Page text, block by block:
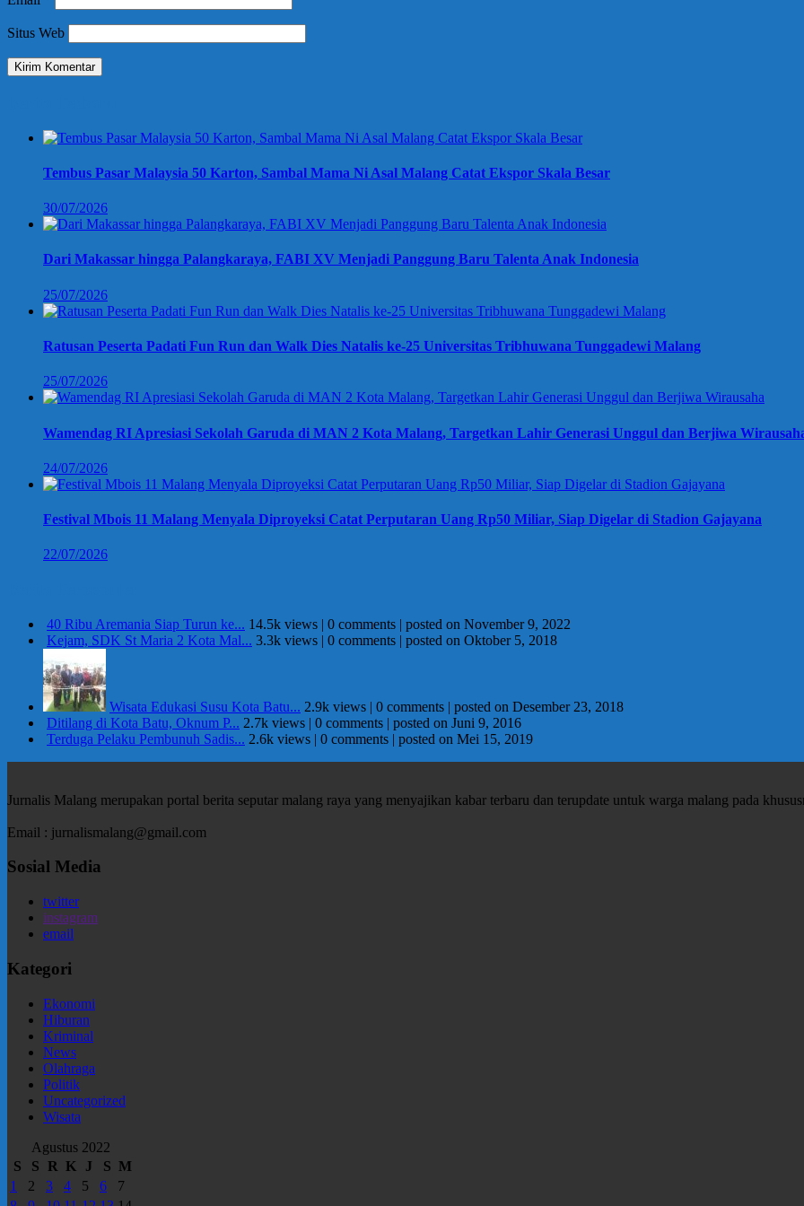
Situs Web
Tembus Pasar Malaysia 50 Karton, Sambal Mama Ni Asal Malang Catat Ekspor Skala Besar
30/07/2026
Dari Makassar hingga Palangkaraya, FABI XV Menjadi Panggung Baru Talenta Anak Indonesia
25/07/2026
Ratusan Peserta Padati Fun Run dan Walk Dies Natalis ke-25 Universitas Tribhuwana Tunggadewi Malang
25/07/2026
Wamendag RI Apresiasi Sekolah Garuda di MAN 2 Kota Malang, Targetkan Lahir Generasi Unggul dan Berjiwa
24/07/2026
Festival Mbois 11 Malang Menyala Diproyeksi Catat Perputaran Uang Rp50 Miliar, Siap Digelar di Stadion Gajayana
22/07/2026
40 Ribu Aremania Siap Turun ke... 14.5k views | 0 comments | posted on November 9, 2022
Kejam, SDK St Maria 2 Kota Mal... 3.3k views | 0 comments | posted on Oktober 5, 2018
Wisata Edukasi Susu Kota Batu... 2.9k views | 0 comments | posted on Desember 23, 2018
Ditilang di Kota Batu, Oknum P... 2.7k views | 0 comments | posted on Juni 9, 2016
Terduga Pelaku Pembunuh Sadis... 2.6k views | 0 comments | posted on Mei 15, 2019
Jurnalis Malang merupakan portal berita seputar malang raya yang menyajikan kabar terbaru dan terupdate untuk warga malang pada
Email : jurnalismalang@gmail.com
Sosial Media
twitter
instagram
email
Kategori
Ekonomi
Hiburan
Kriminal
News
Olahraga
Politik
Uncategorized
Wisata
Agustus 2022
S
S R K J S M
1
2 3 4 5 6
7